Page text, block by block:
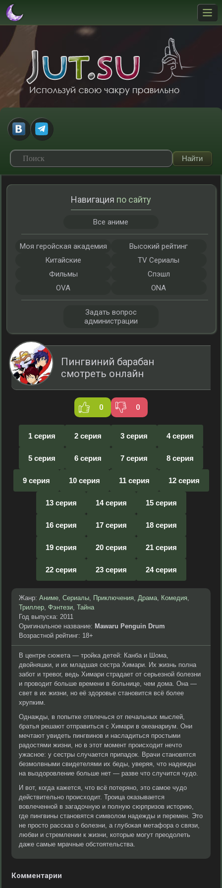
Пингвиний барабан
смотреть онлайн
0 0
1 серия 2 серия 3 серия 4 серия
5 серия 6 серия 7 серия 8 серия
9 серия 10 серия 11 серия 12 серия
13 серия 14 серия 15 серия
16 серия 17 серия 18 серия
19 серия 20 серия 21 серия
22 серия 23 серия 24 серия
Жанр: Аниме, Сериалы, Приключения, Драма, Комедия,
Триллер, Фэнтези, Тайна
Год выпуска: 2011
Оригинальное название: Mawaru Penguin Drum
Возрастной рейтинг: 18+
В центре сюжета — тройка детей: Канба и Шома,
двойняшки, и их младшая сестра Химари. Их жизнь полна
забот и тревог, ведь Химари страдает от серьезной болезни
и проводит больше времени в больнице, чем дома. Она —
свет в их жизни, но её здоровье становится всё более
хрупким.
Однажды, в попытке отвлечься от печальных мыслей,
братья решают отправиться с Химари в океанариум. Они
мечтают увидеть пингвинов и насладиться простыми
радостями жизни, но в этот момент происходит нечто
ужасное: у сестры случается припадок. Врачи становятся
безмолвными свидетелями их беды, уверяя, что надежды
на выздоровление больше нет — разве что случится чудо.
И вот, когда кажется, что всё потеряно, это самое чудо
действительно происходит. Троица оказывается
вовлеченной в загадочную и полную сюрпризов историю,
где пингвины становятся символом надежды и перемен. Это
не просто рассказ о болезни, а глубокая метафора о связи,
любви и стремлении к жизни, которые могут преодолеть
даже самые мрачные обстоятельства.
Комментарии
Навигация по сайту
Все аниме
Моя геройская академия
Высокий рейтинг
Китайские
TV Сериалы
Фильмы
Спэшл
OVA
ONA
Задать вопрос
администрации